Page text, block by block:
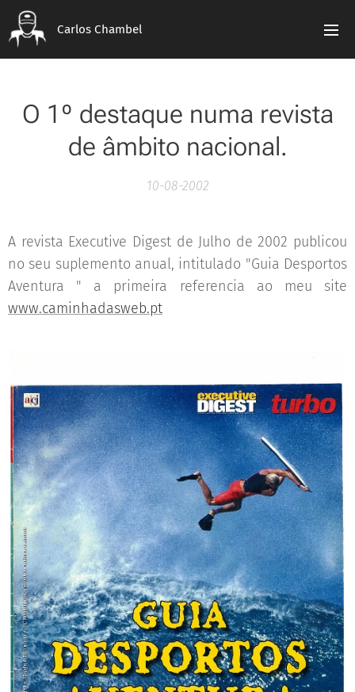
Carlos Chambel
O 1º destaque numa revista
de âmbito nacional.
10-08-2002
A revista Executive Digest de Julho de 2002 publicou
no seu suplemento anual, intitulado "Guia Desportos
Aventura " a primeira referencia ao meu site
www.caminhadasweb.pt